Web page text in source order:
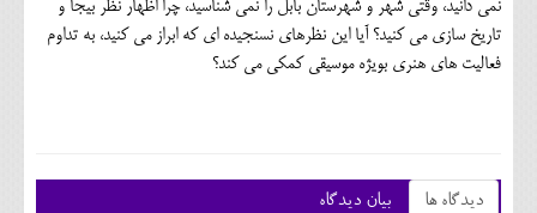
نمی دانید، وقتی شهر و شهرستان بابل را نمی شناسید، چرا اظهار نظر بیجا و
تاریخ سازی می کنید؟ آیا این نظرهای نسنجیده ای که ابراز می کنید، به تداوم
فعالیت های هنری بویژه موسیقی کمکی می کند؟
دیدگاه ها بیان دیدگاه